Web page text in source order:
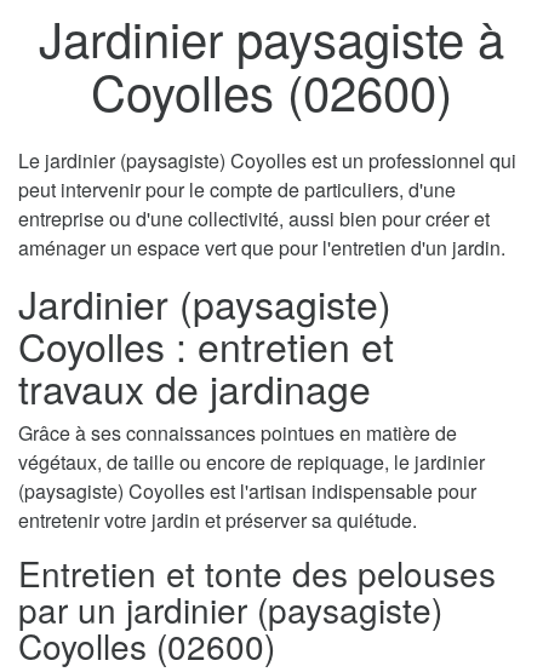
Jardinier paysagiste à
Coyolles (02600)
Le jardinier (paysagiste) Coyolles est un professionnel qui
peut intervenir pour le compte de particuliers, d'une
entreprise ou d'une collectivité, aussi bien pour créer et
aménager un espace vert que pour l'entretien d'un jardin.
Jardinier (paysagiste)
Coyolles : entretien et
travaux de jardinage
Grâce à ses connaissances pointues en matière de
végétaux, de taille ou encore de repiquage, le jardinier
(paysagiste) Coyolles est l'artisan indispensable pour
entretenir votre jardin et préserver sa quiétude.
Entretien et tonte des pelouses
par un jardinier (paysagiste)
Coyolles (02600)